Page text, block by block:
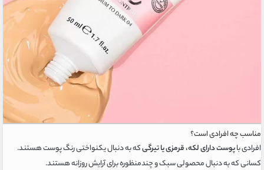
مناسب چه افرادی است؟
افرادی باپوست دارای لکه، قرمزی یا تیرگیکه به دنبال یکنواختی رنگ پوست هستند.
کسانی که به دنبال محصولی سبک و چندمنظوره برای آرایش روزانه هستند.